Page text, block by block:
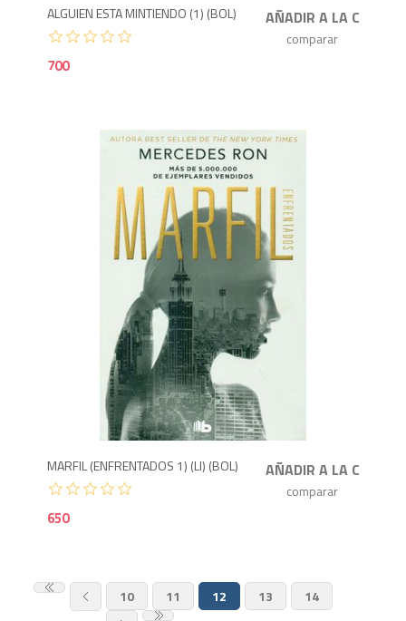
ALGUIEN ESTA MINTIENDO (1) (BOL)
700
MARFIL (ENFRENTADOS 1) (LI) (BOL)
650
10 11 12 13 14